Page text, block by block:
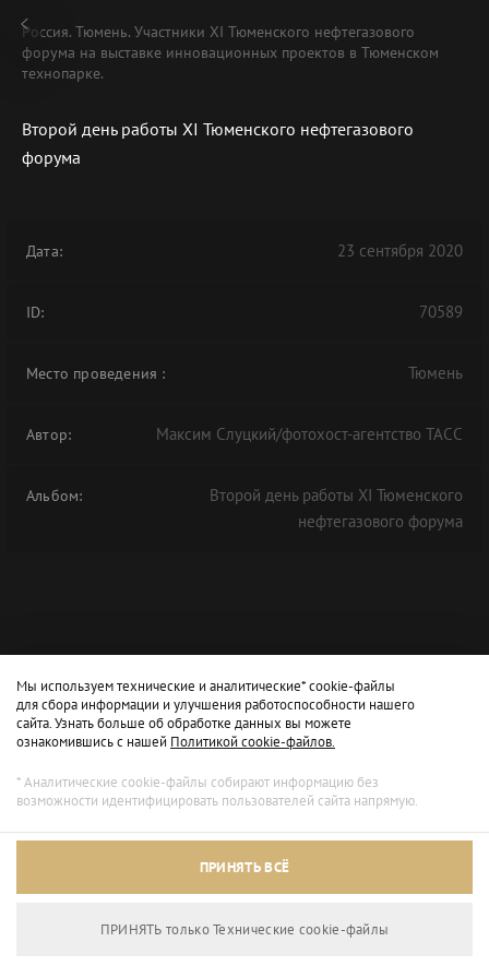
Россия. Тюмень. Участники XI Тюменского нефтегазового
форума на выставке инновационных проектов в Тюменском
технопарке.
Второй день работы XI Тюменского нефтегазового
форума
Дата: 23 сентября 2020
ID: 70589
Место проведения : Тюмень
Автор: Максим Слуцкий/фотохост-агентство ТАСС
Альбом:
Второй день работы XI Тюменского
нефтегазового форума
Мы используем технические и аналитические* cookie-файлы
для сбора информации и улучшения работоспособности нашего
сайта. Узнать больше об обработке данных вы можете
ознакомившись с нашей Политикой cookie-файлов.
* Аналитические cookie-файлы собирают информацию без
возможности идентифицировать пользователей сайта напрямую.
ПРИНЯТЬ ВСЁ
ПРИНЯТЬ только Технические сookie-файлы